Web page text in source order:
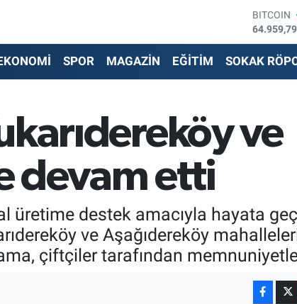
BITCOIN
64.959,79
DOLAR
47,7436
GRAM
6660.55
SPOR MAGAZİN EĞİTİM SOKAK
ve
devam etti
üretime destek amacıyla hayata
ve Aşağıdereköy
çiftçiler tarafından memnuniyetle